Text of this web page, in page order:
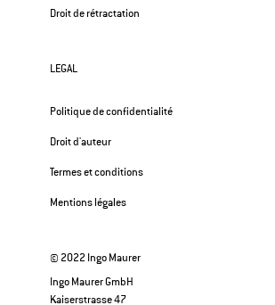
Droit de rétractation
LEGAL
Politique de confidentialité
Droit d'auteur
Termes et conditions
Mentions légales
© 2022 Ingo Maurer
Ingo Maurer GmbH
Kaiserstrasse 47